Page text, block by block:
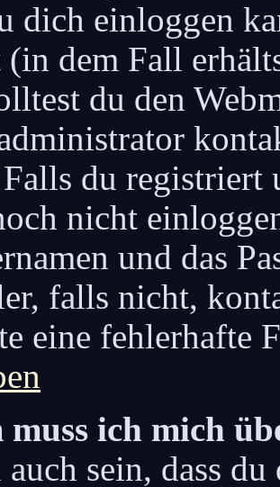
dich einloggen
(in dem Fall
du den
du registriert
nicht
und das
falls nicht,
eine fehlerhafte
ich mich
auch sein, dass